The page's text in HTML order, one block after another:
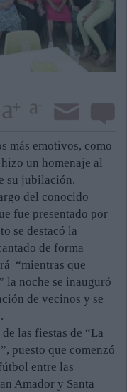
más emotivos, como
un homenaje al
su jubilación.
del conocido
fue presentado por
se destacó la
de forma
“mientras que
la noche se inauguró
de vecinos y se
las fiestas de “La
puesto que comenzó
entre las
Amador y Santa